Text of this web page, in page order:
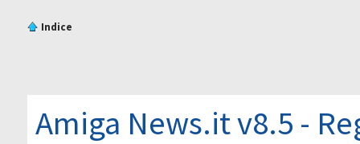
Indice
Amiga News.it v8.5 -